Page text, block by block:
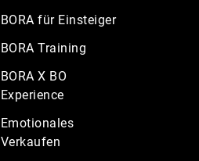
BORA für Einsteiger
BORA Training
BORA X BO
Experience
Emotionales
Verkaufen